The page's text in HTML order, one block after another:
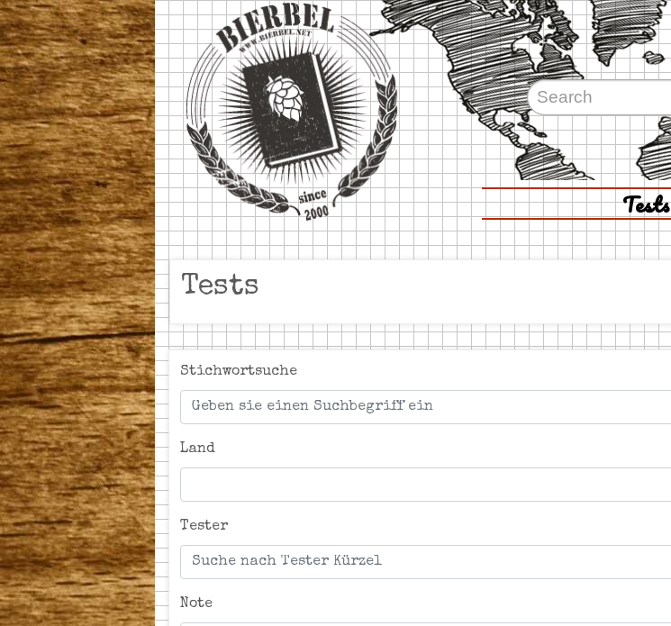
Tests
Tests
Stichwortsuche
Land
Tester
Note